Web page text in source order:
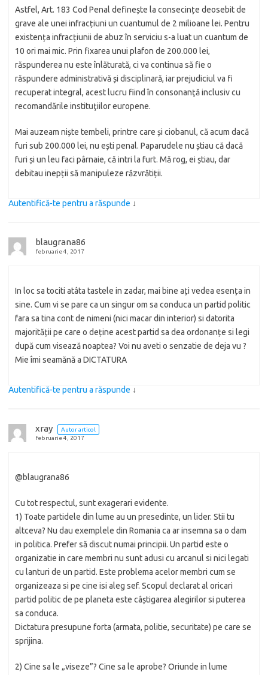
Astfel, Art. 183 Cod Penal definește la consecințe deosebit de
grave ale unei infracțiuni un cuantumul de 2 milioane lei. Pentru
existența infracțiunii de abuz în serviciu s-a luat un cuantum de
10 ori mai mic. Prin fixarea unui plafon de 200.000 lei,
răspunderea nu este înlăturată, ci va continua să fie o
răspundere administrativă și disciplinară, iar prejudiciul va fi
recuperat integral, acest lucru fiind în consonanţă inclusiv cu
recomandările instituţiilor europene.
Mai auzeam niște tembeli, printre care și ciobanul, că acum dacă
furi sub 200.000 lei, nu ești penal. Paparudele nu știau că dacă
furi și un leu faci pârnaie, că intri la furt. Mă rog, ei știau, dar
debitau inepții să manipuleze răzvrătiții.
Autentifică-te pentru a răspunde ↓
blaugrana86
februarie 4, 2017
In loc sa tociti atâta tastele in zadar, mai bine ați vedea esența in
sine. Cum vi se pare ca un singur om sa conduca un partid politic
fara sa tina cont de nimeni (nici macar din interior) si datorita
majorității pe care o deține acest partid sa dea ordonanțe si legi
după cum visează noaptea? Voi nu aveti o senzatie de deja vu ?
Mie îmi seamănă a DICTATURA
Autentifică-te pentru a răspunde ↓
xray
Autor articol
februarie 4, 2017
@blaugrana86
Cu tot respectul, sunt exagerari evidente.
1) Toate partidele din lume au un presedinte, un lider. Stii tu
altceva? Nu dau exemplele din Romania ca ar insemna sa o dam
in politica. Prefer să discut numai principii. Un partid este o
organizatie in care membri nu sunt adusi cu arcanul si nici legati
cu lanturi de un partid. Este problema acelor membri cum se
organizeaza si pe cine isi aleg sef. Scopul declarat al oricari
partid politic de pe planeta este câștigarea alegirilor si puterea
sa conduca.
Dictatura presupune forta (armata, politie, securitate) pe care se
sprijina.
2) Cine sa le „viseze”? Cine sa le aprobe? Oriunde in lume